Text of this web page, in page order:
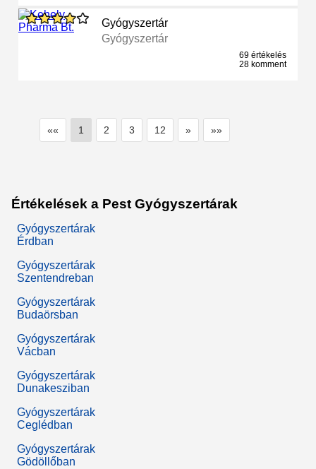
Gyógyszertár
Gyógyszertár
69 értékelés
28 komment
«« 1 2 3 12 » »»
Értékelések a Pest Gyógyszertárak
Gyógyszertárak
Érdban
Gyógyszertárak
Szentendreban
Gyógyszertárak
Budaörsban
Gyógyszertárak
Vácban
Gyógyszertárak
Dunakesziban
Gyógyszertárak
Ceglédban
Gyógyszertárak
Gödöllőban